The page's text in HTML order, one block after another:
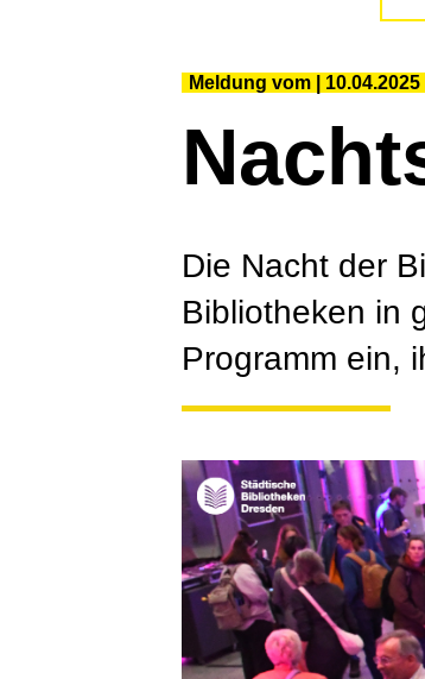
Meldung vom 10.04.2025
Die Nacht der
Bibliotheken in
Programm ein,